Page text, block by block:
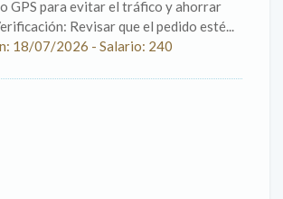
GPS para evitar el tráfico y ahorrar
Revisar que el pedido esté...
18/07/2026 - Salario: 240